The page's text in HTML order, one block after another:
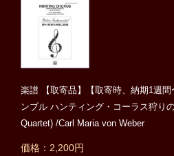
楽譜 【取寄品】【取寄時、納期1週
ンブル ハンティング・コーラス狩り
Quartet) /Carl Maria von Weber
価格：2,200円